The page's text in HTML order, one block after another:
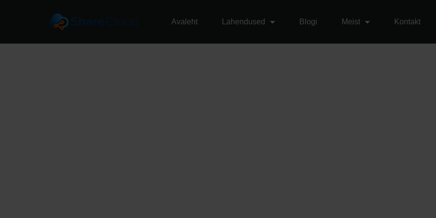
Avaleht Lahendused Blogi Meist Kontakt